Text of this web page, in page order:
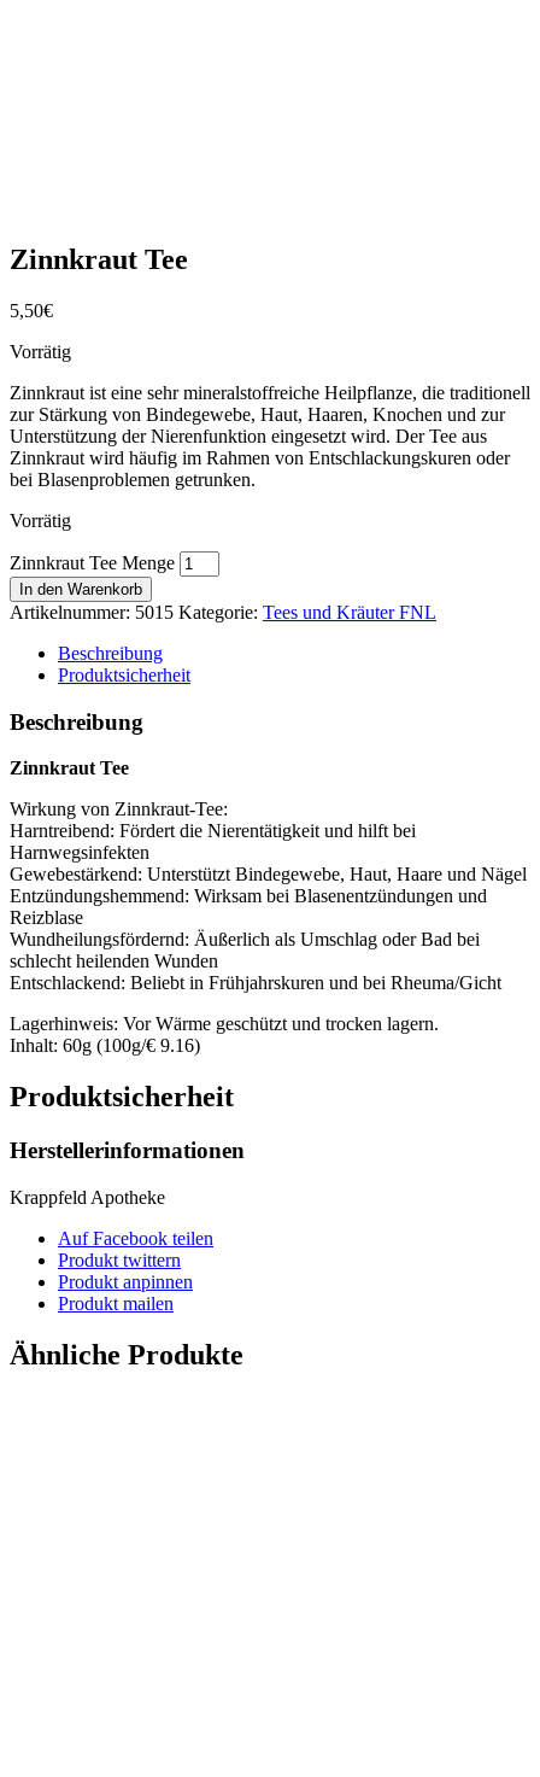
Zinnkraut Tee
5,50€
Vorrätig
Zinnkraut ist eine sehr mineralstoffreiche Heilpflanze, die traditionell
zur Stärkung von Bindegewebe, Haut, Haaren, Knochen und zur
Unterstützung der Nierenfunktion eingesetzt wird. Der Tee aus
Zinnkraut wird häufig im Rahmen von Entschlackungskuren oder
bei Blasenproblemen getrunken.
Vorrätig
Zinnkraut Tee Menge
In den Warenkorb
Artikelnummer: 5015 Kategorie: Tees und Kräuter FNL
Beschreibung
Produktsicherheit
Beschreibung
Zinnkraut Tee
Wirkung von Zinnkraut-Tee:
Harntreibend: Fördert die Nierentätigkeit und hilft bei
Harnwegsinfekten
Gewebestärkend: Unterstützt Bindegewebe, Haut, Haare und Nägel
Entzündungshemmend: Wirksam bei Blasenentzündungen und
Reizblase
Wundheilungsfördernd: Äußerlich als Umschlag oder Bad bei
schlecht heilenden Wunden
Entschlackend: Beliebt in Frühjahrskuren und bei Rheuma/Gicht
Lagerhinweis: Vor Wärme geschützt und trocken lagern.
Inhalt: 60g (100g/€ 9.16)
Produktsicherheit
Herstellerinformationen
Krappfeld Apotheke
Auf Facebook teilen
Produkt twittern
Produkt anpinnen
Produkt mailen
Ähnliche Produkte